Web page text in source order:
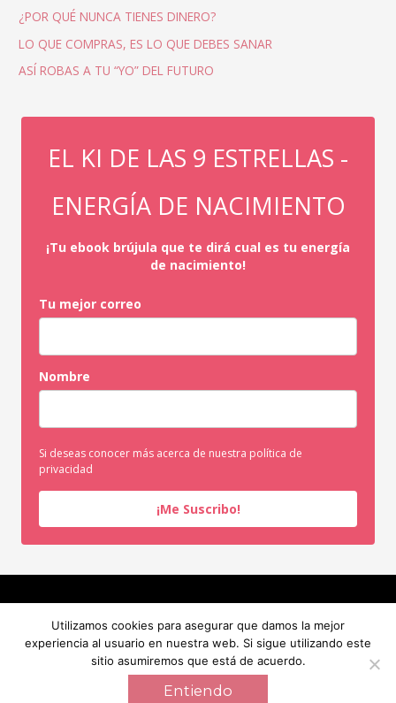
¿POR QUÉ NUNCA TIENES DINERO?
LO QUE COMPRAS, ES LO QUE DEBES SANAR
ASÍ ROBAS A TU “YO” DEL FUTURO
EL KI DE LAS 9 ESTRELLAS -
ENERGÍA DE NACIMIENTO
¡Tu ebook brújula que te dirá cual es tu energía
de nacimiento!
Tu mejor correo
Nombre
Si deseas conocer más acerca de nuestra política de
privacidad
¡Me Suscribo!
BLOG
CONTACTO
SERVICIOS SOBRE MI
RECURSOS GRATUITOS
BLOG
CONTACTO
Utilizamos cookies para asegurar que damos la mejor
experiencia al usuario en nuestra web. Si sigue utilizando este
sitio asumiremos que está de acuerdo.
Entiendo